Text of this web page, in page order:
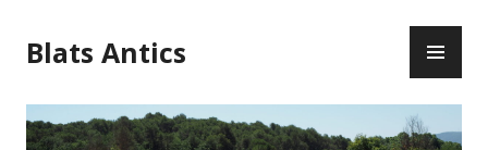
Blats Antics